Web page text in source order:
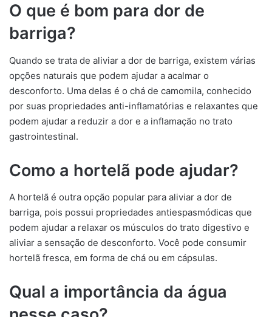
O que é bom para dor de
barriga?
Quando se trata de aliviar a dor de barriga, existem várias
opções naturais que podem ajudar a acalmar o
desconforto. Uma delas é o chá de camomila, conhecido
por suas propriedades anti-inflamatórias e relaxantes que
podem ajudar a reduzir a dor e a inflamação no trato
gastrointestinal.
Como a hortelã pode ajudar?
A hortelã é outra opção popular para aliviar a dor de
barriga, pois possui propriedades antiespasmódicas que
podem ajudar a relaxar os músculos do trato digestivo e
aliviar a sensação de desconforto. Você pode consumir
hortelã fresca, em forma de chá ou em cápsulas.
Qual a importância da água